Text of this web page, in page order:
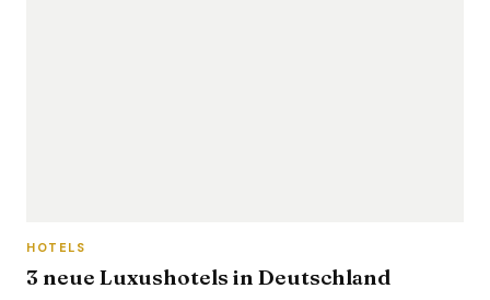
HOTELS
3 neue Luxushotels in Deutschland